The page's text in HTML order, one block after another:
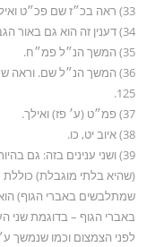
33) ראה בכ״ז שם פכ״ט ואילך.
34) דענין זה הוא גם באור הגבול – ראה בארוכה המשך הנ״ל פט״ז. ובכ״מ.
35) המשך הנ״ל פמ״ח.
125.
37) פמ״ט (ע׳ פז) ואילך.
38) איוב יט, כו.
39) ושני ענינים בזה: גם
(שהיא בלתי מוגבלת)
שמתלבשים באברי הגוף)
באברי הגוף – בדוגמת שני
לפני הצמצום וכמו שנמשך